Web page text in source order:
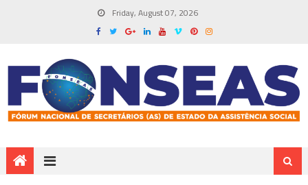
Friday, August 07, 2026